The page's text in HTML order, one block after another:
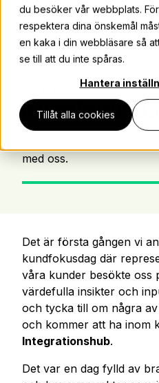
du besöker vår webbplats.
respektera dina önskemål
en kaka i din webbläsare så
se till att du inte spåras.
Hantera
Tillåt alla cookies
May 22, 2026
med oss.
Det är första gången vi
kundfokusdag där
våra kunder besökte oss
värdefulla insikter och
och tycka till om några
och kommer att ha inom
Integrationshub.
Det var en dag fylld av